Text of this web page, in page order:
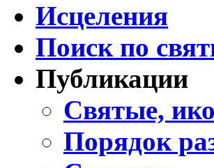
Исцеления
Поиск по
Публикации
Святые,
Порядок